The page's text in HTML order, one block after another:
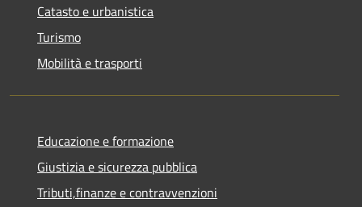
Catasto e urbanistica
Turismo
Mobilità e trasporti
Educazione e formazione
Giustizia e sicurezza pubblica
Tributi,finanze e contravvenzioni